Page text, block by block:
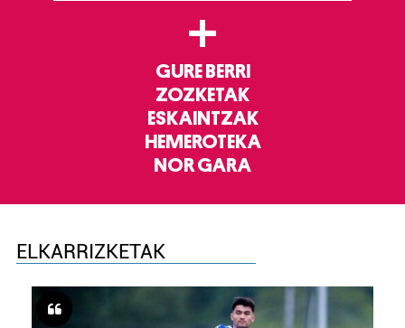
+
GURE BERRI
ZOZKETAK
ESKAINTZAK
HEMEROTEKA
NOR GARA
ELKARRIZKETAK